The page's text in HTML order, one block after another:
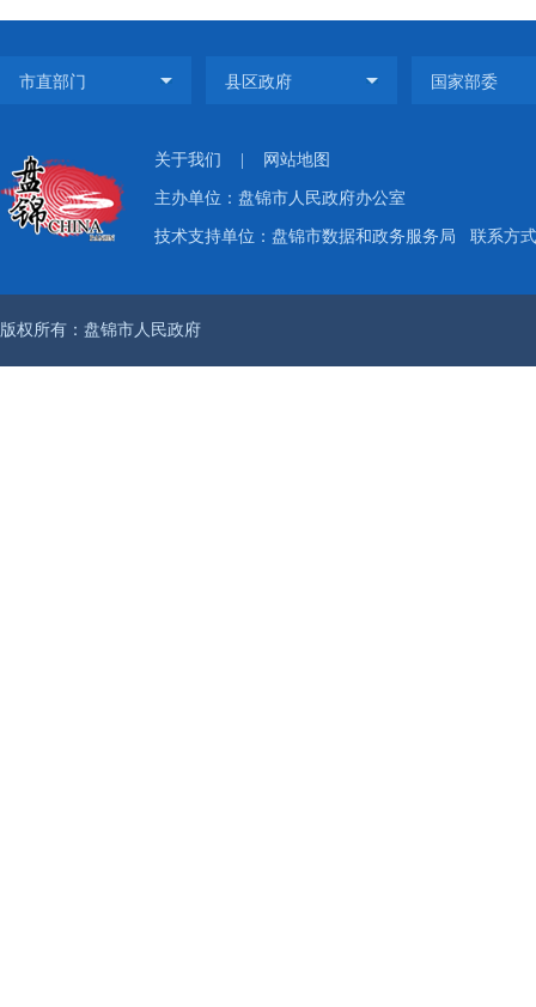
关于我们 网站地图
主办单位：盘锦市人民政府办公室
技术支持单位：盘锦市数据和政务服务局 联系方
版权所有：盘锦市人民政府